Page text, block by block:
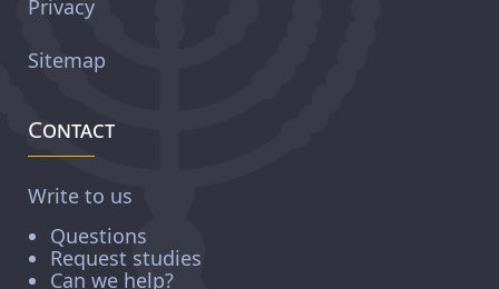
Privacy
Sitemap
Contact
Write to us
Questions
Request studies
Can we help?